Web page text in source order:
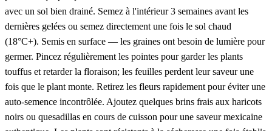
avec un sol bien drainé. Semez à l'intérieur 3 semaines avant les
dernières gelées ou semez directement une fois le sol chaud
(18°C+). Semis en surface — les graines ont besoin de lumière pour
germer. Pincez régulièrement les pointes pour garder les plants
touffus et retarder la floraison; les feuilles perdent leur saveur une
fois que le plant monte. Retirez les fleurs rapidement pour éviter une
auto-semence incontrôlée. Ajoutez quelques brins frais aux haricots
noirs ou quesadillas en cours de cuisson pour une saveur mexicaine